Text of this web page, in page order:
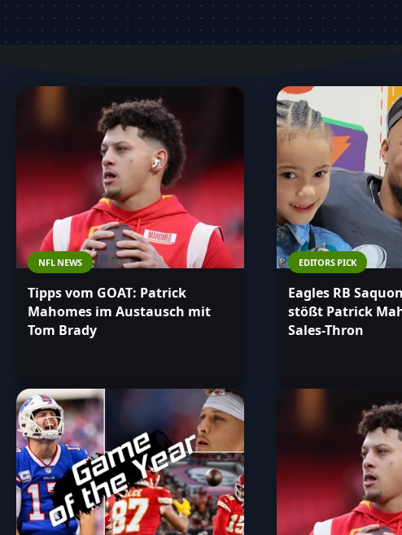
Auszeichnungen oder seine Entwicklung als Spieler
bietet dir alle Informationen auf einen Blick.
NFL NEWS
Tipps vom GOAT: Patrick
Mahomes im Austausch mit
Tom Brady
EDITORS PICK
Eagles RB
stößt Patrick
Sales-Thron